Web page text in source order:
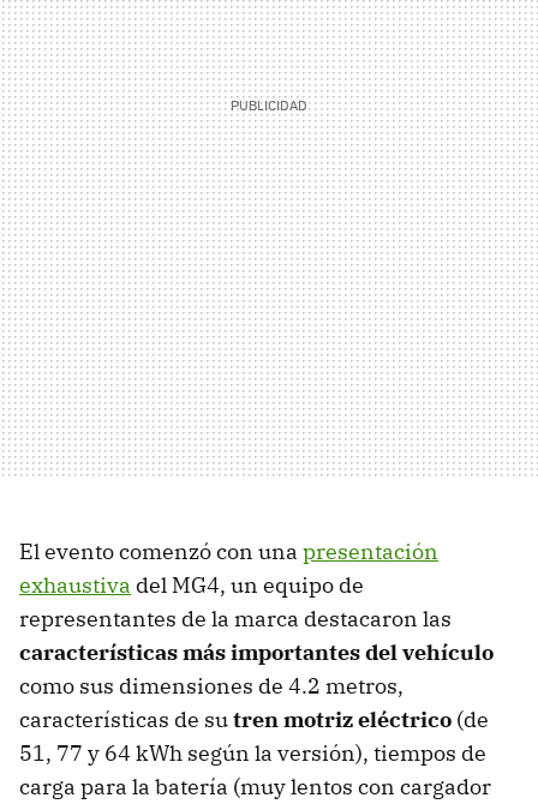
El evento comenzó con una presentación
exhaustiva del MG4, un equipo de
representantes de la marca destacaron las
características más importantes del vehículo
como sus dimensiones de 4.2 metros,
características de sutren motriz eléctrico (de
51, 77 y 64 kWh según la versión), tiempos de
carga para la batería (muy lentos con cargador